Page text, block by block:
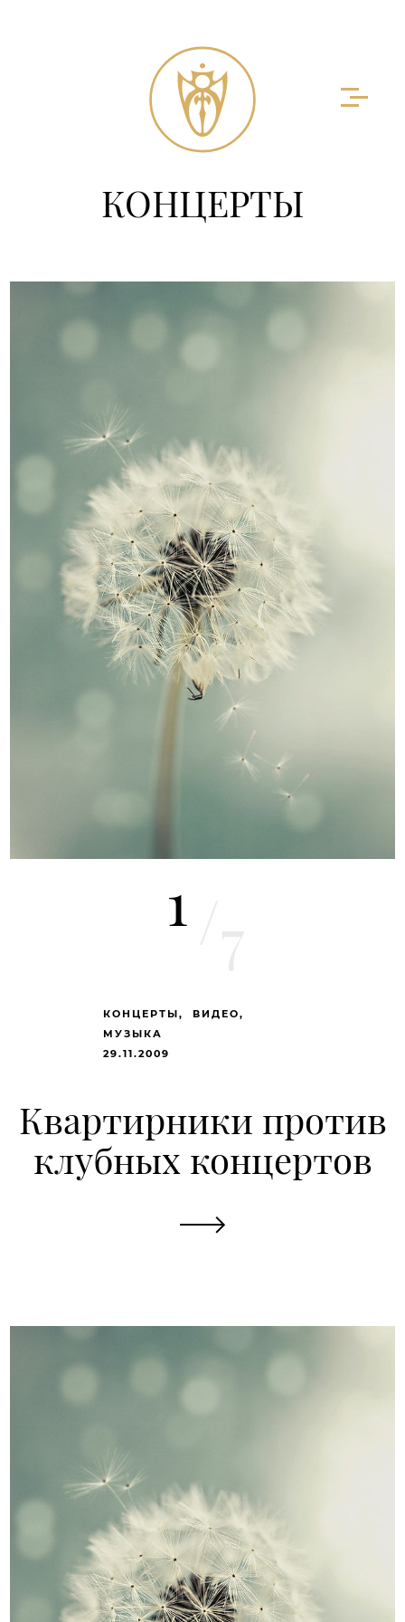
КОНЦЕРТЫ
1
КОНЦЕРТЫ
ВИДЕО
МУЗЫКА
29.11.2009
Квартирники против
клубных концертов